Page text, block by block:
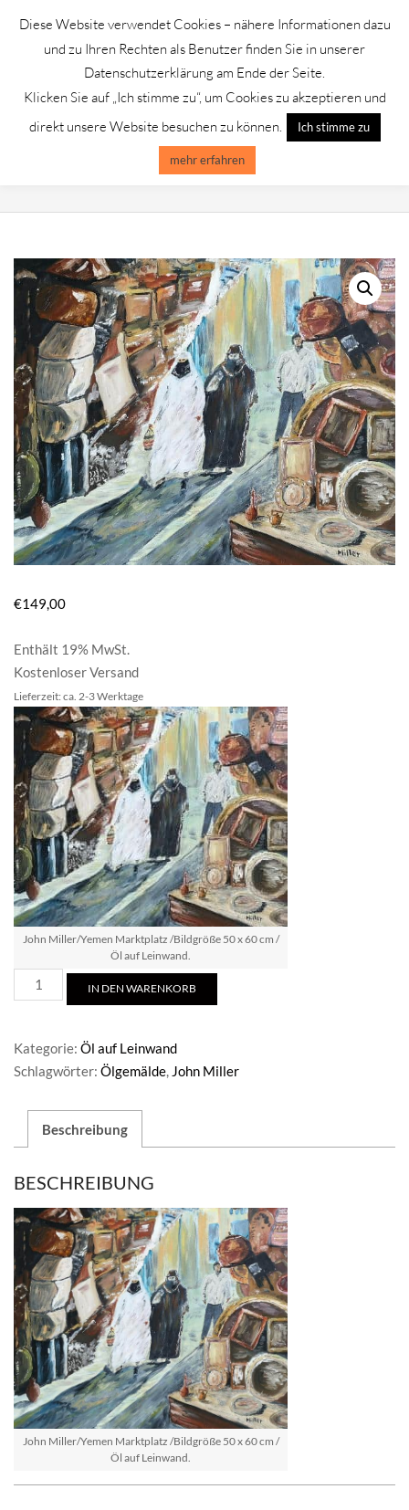
content GALERIE CHROMIK
Primary
Navigation
JOHN MILLER /YEMEN MARKTPLATZ
€149,00
Enthält 19% MwSt.
Kostenloser Versand
Lieferzeit: ca. 2-3 Werktage
John Miller/Yemen Marktplatz /Bildgröße 50 x 60 cm /
Öl auf Leinwand.
John
Miller
Menge
IN DEN WARENKORB
Kategorie: Öl auf Leinwand
Schlagwörter: Ölgemälde, John Miller
Beschreibung
BESCHREIBUNG
John Miller/Yemen Marktplatz /Bildgröße 50 x 60 cm /
Öl auf Leinwand.
Diese Website verwendet Cookies – nähere Informationen dazu
und zu Ihren Rechten als Benutzer finden Sie in unserer
Datenschutzerklärung am Ende der Seite.
Klicken Sie auf „Ich stimme zu“, um Cookies zu akzeptieren und
direkt unsere Website besuchen zu können.
Ich stimme zu
mehr erfahren